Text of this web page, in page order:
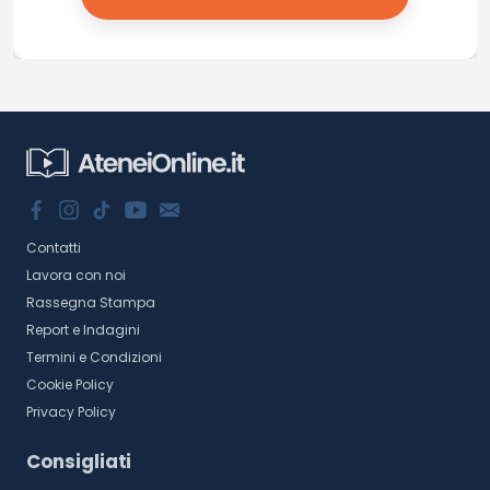
Contatti
Lavora con noi
Rassegna Stampa
Report e Indagini
Termini e Condizioni
Cookie Policy
Privacy Policy
Consigliati